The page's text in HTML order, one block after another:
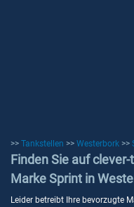
>> Tankstellen >> Westerbork >>
Finden Sie auf
Marke Sprint in
Leider betreibt Ihre bevorzugte